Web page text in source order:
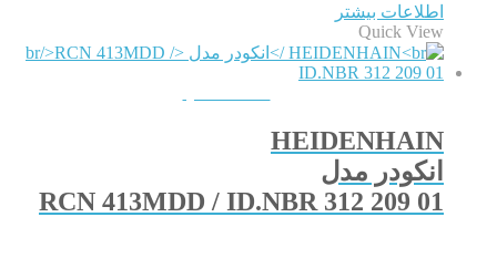
اطلاعات بیشتر
Quick View
HEIDENHAIN
انکودر مدل
RCN 413MDD / ID.NBR 312 209 01